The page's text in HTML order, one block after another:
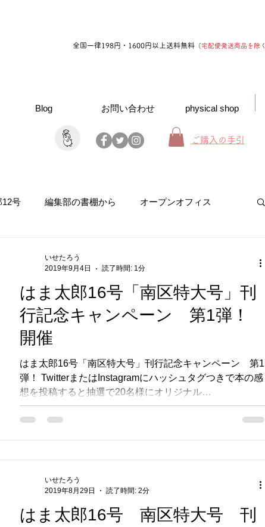
全国一律198円・1600円以上送料無料 （宅配便発送商品を除く
Blog お問い合わせ physical shop
ご購入の手引
12号 編集部の書棚から オープンオフィス
ジナル雑貨 トークイベント めご太郎
フォローアップ
ー 1 カテゴリー 2
はま太郎16号「南区特大号」刊
行記念キャンペーン 第1弾！
開催
はま太郎16号「南区特大号」刊行記念キャンペーン 第1
弾！ TwitterまたはInstagramにハッシュタグつきで本の感
想を投稿すると抽選で20名様にオリジナル
「YOKOHAMA 焼売」サコッシュが当たる！ ※画像はイ
メージです STEP1 ...
いせたろう
2019年9月4日
読了時間: 1分
はま太郎16号 南区特大号 刊
いせたろう
2019年8月29日
読了時間: 2分